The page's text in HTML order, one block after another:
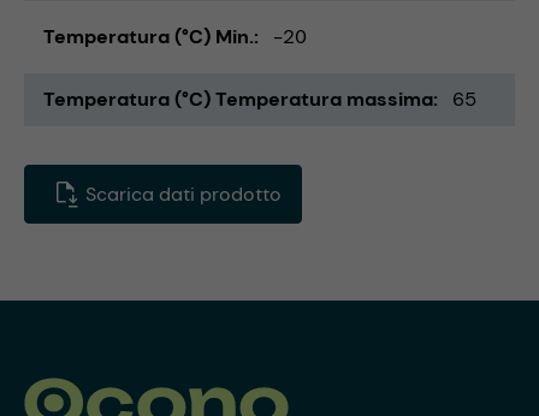
Temperatura (°C) Min. -20
Temperatura (°C) Temperatura massima 65
Scarica dati prodotto